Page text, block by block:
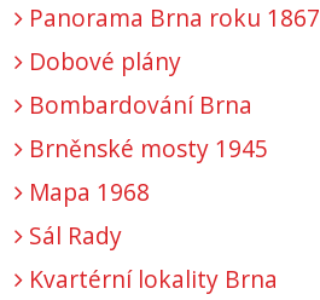
Panorama Brna roku 1867
Dobové plány
Bombardování Brna
Brněnské mosty 1945
Mapa 1968
Sál Rady
Kvartérní lokality Brna